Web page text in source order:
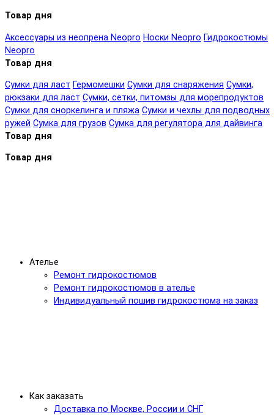
Товар дня
Аксессуары из неопрена Neopro Носки Neopro Гидрокостюмы
Neopro
Товар дня
Сумки для ласт Гермомешки Сумки для снаряжения Сумки,
рюкзаки для ласт Сумки, сетки, питомзы для морепродуктов
Сумки для сноркелинга и пляжа Сумки и чехлы для подводных
ружей Сумка для грузов Сумка для регулятора для дайвинга
Товар дня
Товар дня
Ателье
Ремонт гидрокостюмов
Ремонт гидрокостюмов в ателье
Индивидуальный пошив гидрокостюма на заказ
Как заказать
Доставка по Москве, России и СНГ